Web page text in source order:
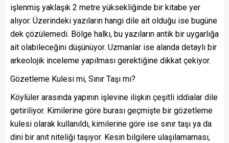
işlenmiş yaklaşık 2 metre yüksekliğinde bir kitabe yer
alıyor. Üzerindeki yazıların hangi dile ait olduğu ise bugüne
dek çözülemedi. Bölge halkı, bu yazıların antik bir uygarlığa
ait olabileceğini düşünüyor. Uzmanlar ise alanda detaylı bir
arkeolojik inceleme yapılması gerektiğine dikkat çekiyor.
Gözetleme Kulesi mi, Sınır Taşı mı?
Köylüler arasında yapının işlevine ilişkin çeşitli iddialar dile
getiriliyor. Kimilerine göre burası geçmişte bir gözetleme
kulesi olarak kullanıldı, kimilerine göre ise sınır taşı ya da
dini bir anıt niteliği taşıyor. Kesin bilgilere ulaşılamaması,